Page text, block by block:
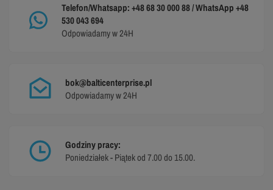
Telefon/Whatsapp: +48 68 30 000 88 / WhatsApp +48
530 043 694
Odpowiadamy w 24H
bok@balticenterprise.pl
Odpowiadamy w 24H
Godziny pracy:
Poniedziałek - Piątek od 7.00 do 15.00.